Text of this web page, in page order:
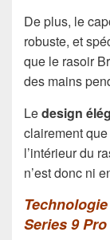
De plus, le
robuste, et
que le rasoir
des mains
Ledesign
clairement
l’intérieur du
n’est donc ni
Series 9